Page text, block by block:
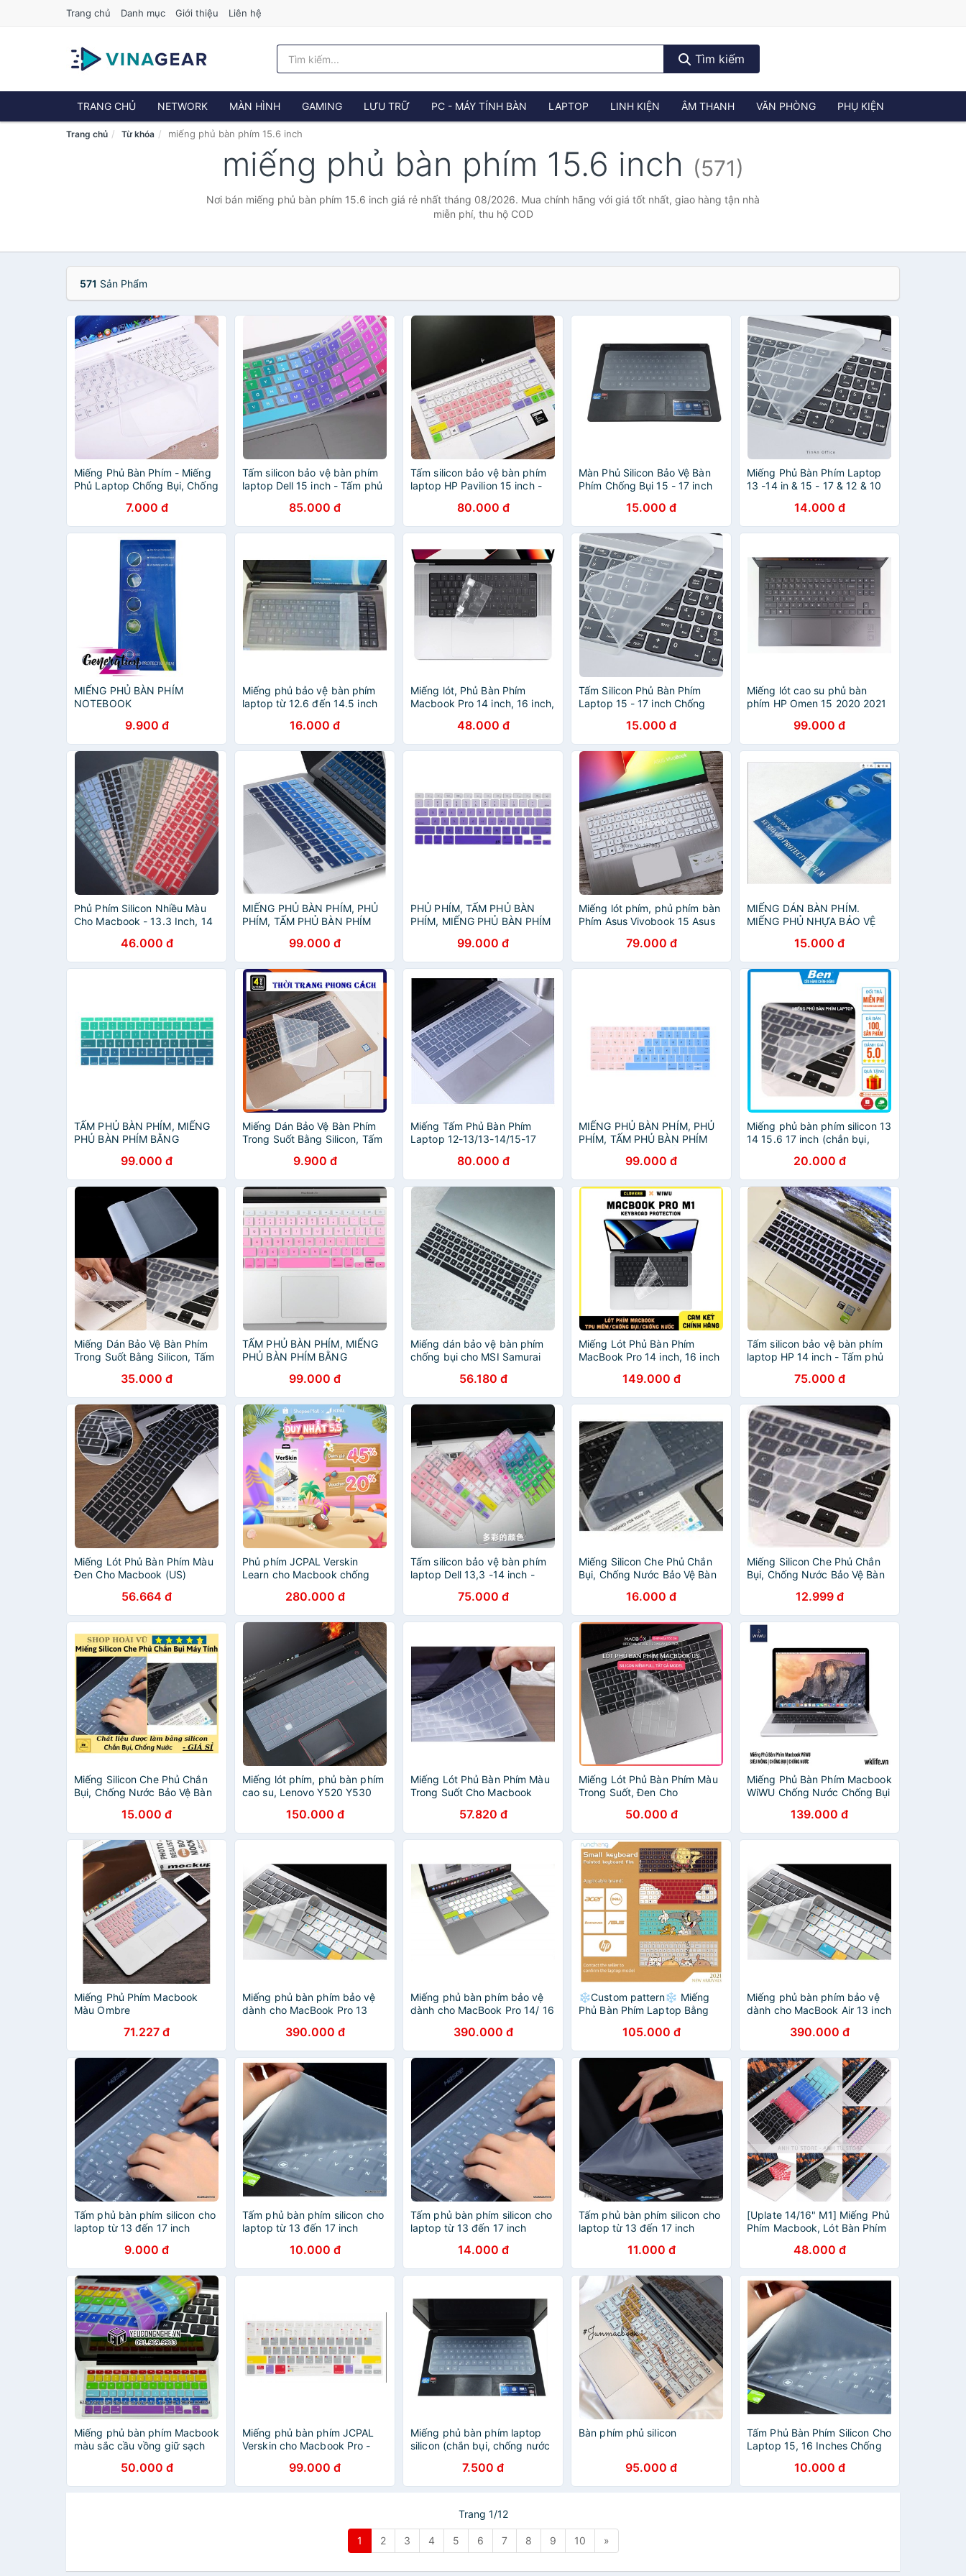
Trang chủ Danh mục Giới thiệu Liên hệ
Tìm kiếm
TRANG CHỦ NETWORK MÀN HÌNH GAMING LƯU TRỮ PC - MÁY TÍNH BÀN LAPTOP LINH KIỆN ÂM THANH VĂN PHÒNG PHỤ KIỆN
Trang chủ Từ khóa miếng phủ bàn phím 15.6 inch
miếng phủ bàn phím 15.6 inch (571)
Nơi bán miếng phủ bàn phím 15.6 inch giá rẻ nhất tháng 08/2026. Mua chính hãng với giá tốt nhất, giao hàng tận nhà
miễn phí, thu hộ COD
571 Sản Phẩm
Miếng Phủ Bàn Phím - Miếng
Phủ Laptop Chống Bụi, Chống
Molangshop7.000 đ
Tấm silicon bảo vệ bàn phím
laptop Dell 15 inch - Tấm phủ
85.000 đ
Tấm silicon bảo vệ bàn phím
laptop HP Pavilion 15 inch -
80.000 đ
Màn Phủ Silicon Bảo Vệ Bàn
Phím Chống Bụi 15 - 17 inch
15.000 đ
Miếng Phủ Bàn Phím Laptop
13 -14 in & 15 - 17 & 12 & 10
Chống Bụi Bẩn14.000 đ
MIẾNG PHỦ BÀN PHÍM
NOTEBOOK
9.900 đ
Miếng phủ bảo vệ bàn phím
laptop từ 12.6 đến 14.5 inch
16.000 đ
Miếng lót, Phủ Bàn Phím
Macbook Pro 14 inch, 16 inch,
48.000 đ
Tấm Silicon Phủ Bàn Phím
Laptop 15 - 17 inch Chống
15.000 đ
Miếng lót cao su phủ bàn
phím HP Omen 15 2020 2021
99.000 đ
Phủ Phím Silicon Nhiều Màu
Cho Macbook - 13.3 Inch, 14
46.000 đ
MIẾNG PHỦ BÀN PHÍM, PHỦ
PHÍM, TẤM PHỦ BÀN PHÍM
CHỐNG NƯỚC BẢO VỆ CHO
MACBOOK
99.000 đ
PHỦ PHÍM, TẤM PHỦ BÀN
PHÍM, MIẾNG PHỦ BÀN PHÍM
CHỐNG NƯỚC BẢO VỆ CHO
MACBOOK
99.000 đ
Miếng lót phím, phủ phím bàn
Phím Asus Vivobook 15 Asus
X509Fb X509Fl X509 X509J
79.000 đ
MIẾNG DÁN BÀN PHÍM.
MIẾNG PHỦ NHỰA BẢO VỆ
15.000 đ
TẤM PHỦ BÀN PHÍM, MIẾNG
PHỦ BÀN PHÍM BẰNG
CHỐNG NƯỚC CHO
MACBOOK
99.000 đ
Miếng Dán Bảo Vệ Bàn Phím
Trong Suốt Bằng Silicon, Tấm
lỏng Cực Tốt Cho Laptop 15 -
17 inch
9.900 đ
Miếng Tấm Phủ Bàn Phím
Laptop 12-13/13-14/15-17
Chống Bụi Bẩn Chất Lỏng
Hàng Chính Hãng
80.000 đ
MIẾNG PHỦ BÀN PHÍM, PHỦ
PHÍM, TẤM PHỦ BÀN PHÍM
CHỐNG NƯỚC BẢO VỆ CHO
MACBOOK MÀU OMBRE
99.000 đ
Miếng phủ bàn phím silicon 13
14 15.6 17 inch (chắn bụi,
20.000 đ
Miếng Dán Bảo Vệ Bàn Phím
Trong Suốt Bằng Silicon, Tấm
lỏng Cực Tốt Cho Laptop 14-
15-17 inch
35.000 đ
TẤM PHỦ BÀN PHÍM, MIẾNG
PHỦ BÀN PHÍM BẰNG
CHỐNG NƯỚC BẢO VỆ CHO
MACBOOK
99.000 đ
Miếng dán bảo vệ bàn phím
chống bụi cho MSI Samurai
56.180 đ
Miếng Lót Phủ Bàn Phím
MacBook Pro 14 inch, 16 inch
TPU Mềm, Ôm Sát Phím,
Chống Bụi, Chống Nước
149.000 đ
Tấm silicon bảo vệ bàn phím
laptop HP 14 inch - Tấm phủ
75.000 đ
Miếng Lót Phủ Bàn Phím Màu
Đen Cho Macbook (US)
56.664 đ
Phủ phím JCPAL Verskin
Learn cho Macbook chống
cấp 13 inch, 15 inch
280.000 đ
Tấm silicon bảo vệ bàn phím
laptop Dell 13,3 -14 inch -
75.000 đ
Miếng Silicon Che Phủ Chắn
Bụi, Chống Nước Bảo Vệ Bàn
16.000 đ
Miếng Silicon Che Phủ Chắn
Bụi, Chống Nước Bảo Vệ Bàn
12.999 đ
Miếng Silicon Che Phủ Chắn
Bụi, Chống Nước Bảo Vệ Bàn
15.000 đ
Miếng lót phím, phủ bàn phím
cao su, Lenovo Y520 Y530
R720-15Ikb 15.6 Inch R15 Isk
15isk
150.000 đ
Miếng Lót Phủ Bàn Phím Màu
Trong Suốt Cho Macbook
57.820 đ
Miếng Lót Phủ Bàn Phím Màu
Trong Suốt, Đen Cho
50.000 đ
Miếng Phủ Bàn Phím Macbook
WiWU Chống Nước Chống Bụi
139.000 đ
Miếng Phủ Phím Macbook
Màu Ombre
71.227 đ
Miếng phủ bàn phím bảo vệ
dành cho MacBook Pro 13
INNOSTYLE (USA)
KEYGUARD NAVIGATOR
SHORTCUT
390.000 đ
Miếng phủ bàn phím bảo vệ
dành cho MacBook Pro 14/ 16
(USA) KEYGUARD NAVIGATOR
SHORTCUT
390.000 đ
❄Custom pattern❄ Miếng
Phủ Bàn Phím Laptop Bằng
protective film for 11~17 inch
laptop
105.000 đ
Miếng phủ bàn phím bảo vệ
dành cho MacBook Air 13 inch
(USA) KEYGUARD NAVIGATOR
SHORTCUT
390.000 đ
Tấm phủ bàn phím silicon cho
laptop từ 13 đến 17 inch
9.000 đ
Tấm phủ bàn phím silicon cho
laptop từ 13 đến 17 inch
10.000 đ
Tấm phủ bàn phím silicon cho
laptop từ 13 đến 17 inch
14.000 đ
Tấm phủ bàn phím silicon cho
laptop từ 13 đến 17 inch
11.000 đ
[Uplate 14/16" M1] Miếng Phủ
Phím Macbook, Lót Bàn Phím
48.000 đ
Miếng phủ bàn phím Macbook
màu sắc cầu vồng giữ sạch
50.000 đ
Miếng phủ bàn phím JCPAL
Verskin cho Macbook Pro -
99.000 đ
Miếng phủ bàn phím laptop
silicon (chắn bụi, chống nước
7.500 đ
Bàn phím phủ silicon
95.000 đ
Tấm Phủ Bàn Phím Silicon Cho
Laptop 15, 16 Inches Chống
10.000 đ
Trang 1/12
1 2 3 4 5 6 7 8 9 10 »